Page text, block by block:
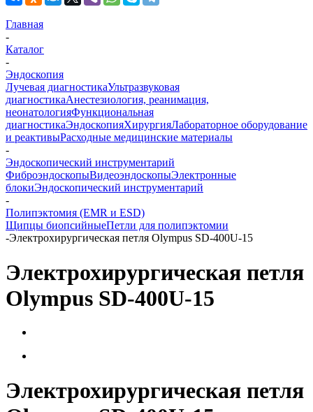
Главная
-
Каталог
-
Эндоскопия
Лучевая диагностикаУльтразвуковая
диагностикаАнестезиология, реанимация,
неонатологияФункциональная
диагностикаЭндоскопияХирургияЛабораторное оборудование
и реактивыРасходные медицинские материалы
-
Эндоскопический инструментарий
ФиброэндоскопыВидеоэндоскопыЭлектронные
блокиЭндоскопический инструментарий
-
Полипэктомия (EMR и ESD)
Щипцы биопсийныеПетли для полипэктомии
-Электрохирургическая петля Olympus SD-400U-15
Электрохирургическая петля
Olympus SD-400U-15
Электрохирургическая петля